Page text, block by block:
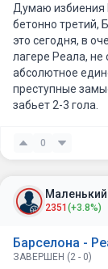
Думаю избиения
бетонно третий,
это сегодня, в
лагере Реала,
абсолютное
преступные
забьет 2-3 гола.
0
Маленький
2351 (+3.8%)
Барселона -
ЗАВЕРШЕН (2 - 0)